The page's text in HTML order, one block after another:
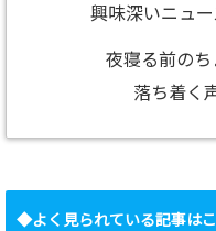
興味深いニュー
夜寝る前のち
落ち着く
◆よく見られている記事は